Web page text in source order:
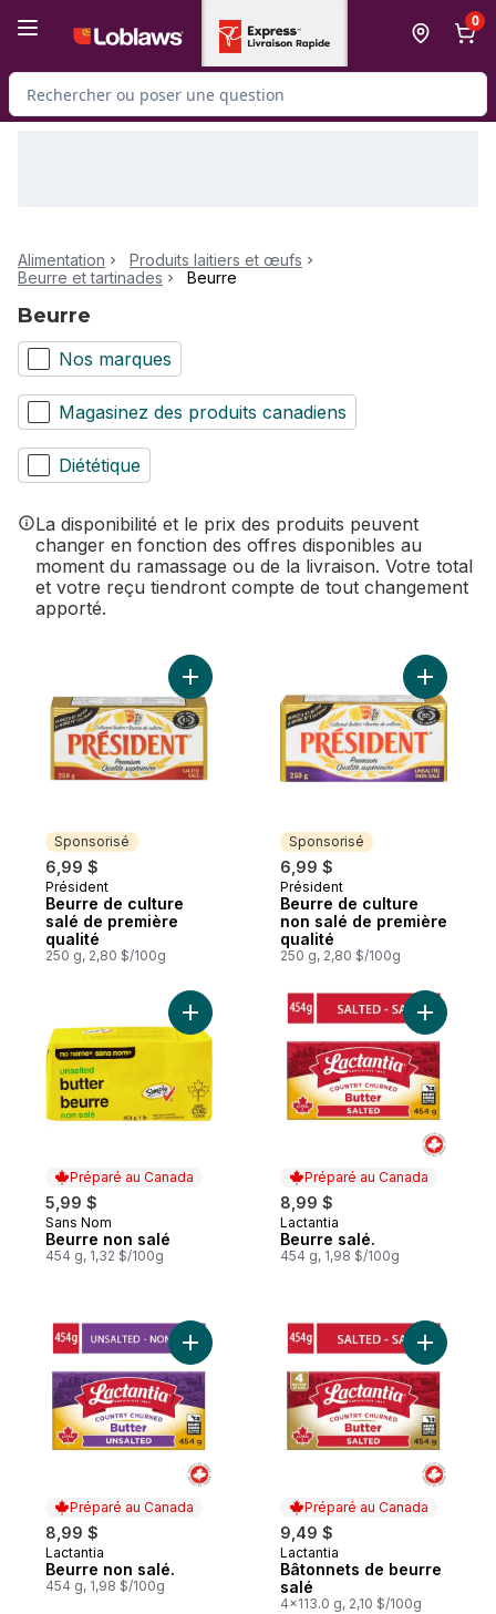
0
Rechercher des produits
Alimentation
Produits laitiers et œufs
Beurre et tartinades
Beurre
Beurre
Nos marques
Magasinez des produits canadiens
Diététique
La disponibilité et le prix des produits peuvent
changer en fonction des offres disponibles au
moment du ramassage ou de la livraison. Votre total
et votre reçu tiendront compte de tout changement
apporté.
Sponsorisé
6,99 $
Sponsorisé
Président
Beurre de culture
salé de première
qualité
250 g, 2,80 $/100g
Ajouter Beurre de culture salé de
Sponsorisé
6,99 $
Sponsorisé
Président
Beurre de culture
non salé de première
qualité
250 g, 2,80 $/100g
Ajouter
Préparé au Canada
5,99 $
Préparé au Canada
Sans Nom
Beurre non salé
454 g, 1,32 $/100g
Ajouter Beurre non salé au panier
Préparé au Canada
8,99 $
Préparé au Canada
Lactantia
Beurre salé.
454 g, 1,98 $/100g
Ajouter
Préparé au Canada
8,99 $
Préparé au Canada
Lactantia
Beurre non salé.
454 g, 1,98 $/100g
Ajouter Beurre non salé. au panier
Préparé au Canada
9,49 $
Préparé au Canada
Lactantia
Bâtonnets de beurre
salé
4x113.0 g, 2,10 $/100g
Ajouter